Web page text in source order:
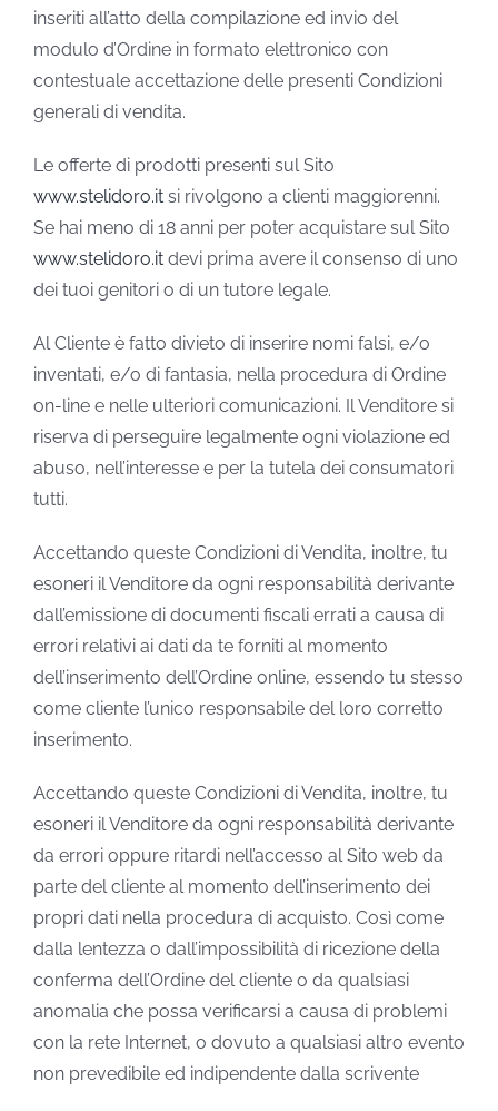
inseriti all’atto della compilazione ed invio del
modulo d’Ordine in formato elettronico con
contestuale accettazione delle presenti Condizioni
generali di vendita.
Le offerte di prodotti presenti sul Sito
www.stelidoro.it si rivolgono a clienti maggiorenni.
Se hai meno di 18 anni per poter acquistare sul Sito
www.stelidoro.it devi prima avere il consenso di uno
dei tuoi genitori o di un tutore legale.
Al Cliente è fatto divieto di inserire nomi falsi, e/o
inventati, e/o di fantasia, nella procedura di Ordine
on-line e nelle ulteriori comunicazioni. Il Venditore si
riserva di perseguire legalmente ogni violazione ed
abuso, nell’interesse e per la tutela dei consumatori
tutti.
Accettando queste Condizioni di Vendita, inoltre, tu
esoneri il Venditore da ogni responsabilità derivante
dall’emissione di documenti fiscali errati a causa di
errori relativi ai dati da te forniti al momento
dell’inserimento dell’Ordine online, essendo tu stesso
come cliente l’unico responsabile del loro corretto
inserimento.
Accettando queste Condizioni di Vendita, inoltre, tu
esoneri il Venditore da ogni responsabilità derivante
da errori oppure ritardi nell’accesso al Sito web da
parte del cliente al momento dell’inserimento dei
propri dati nella procedura di acquisto. Così come
dalla lentezza o dall’impossibilità di ricezione della
conferma dell’Ordine del cliente o da qualsiasi
anomalia che possa verificarsi a causa di problemi
con la rete Internet, o dovuto a qualsiasi altro evento
non prevedibile ed indipendente dalla scrivente